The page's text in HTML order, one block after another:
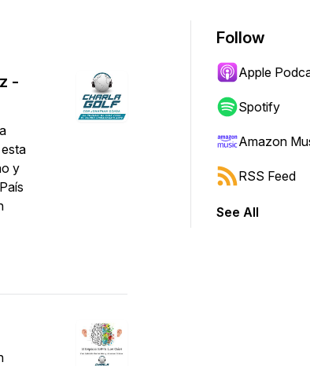
-
y
Follow
Apple
Spotify
Amazon
RSS Feed
See All